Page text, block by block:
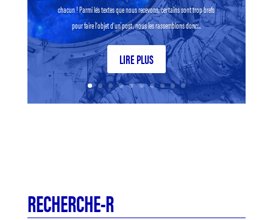
chacun ! Parmi les textes que nous recevons, certains sont trop brefs
pour faire l’objet d’un post, nous les rassemblons donc...
LIRE PLUS
RECHERCHE-R